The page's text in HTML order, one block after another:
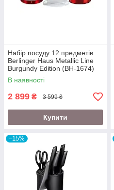
Набір посуду 12 предметів
Berlinger Haus Metallic Line
Burgundy Edition (BH-1674)
В наявності
2 899 ₴ 3 599 ₴
Купити
–15%